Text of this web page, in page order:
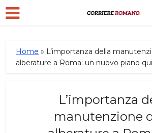
Home » L’importanza della
alberature a Roma: un nuovo piano
L’importanza
manutenzione